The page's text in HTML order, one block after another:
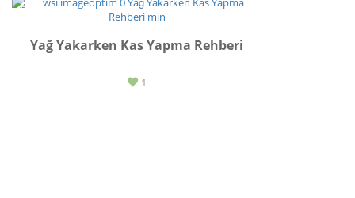
SPOR
Yağ Yakarken Kas Yapma Rehberi
1